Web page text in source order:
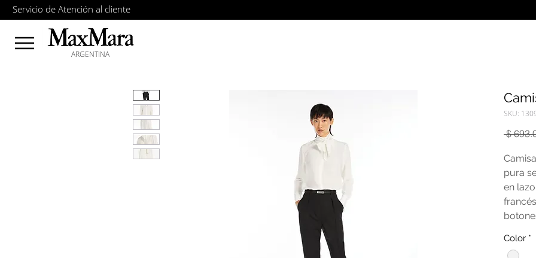
Servicio de Atención al cliente
ARGENTINA
SKU:
$
pura
en
Color *